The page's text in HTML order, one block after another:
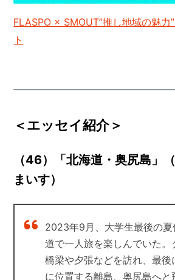
FLASPO × SMOUT”推し地域の魅力
ト
＜エッセイ紹介＞
（46）「北海道・奥尻島」
まいす）
2023年9月、大学生最後の
道で一人旅を楽しんでいた。
橋梁や夕張などを訪れ、最後
に位置する離島、奥尻島へと